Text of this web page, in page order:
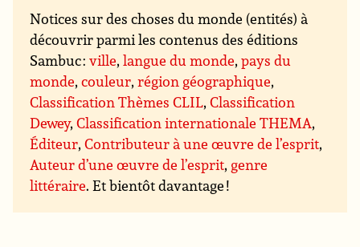
Notices sur des choses du monde (entités) à
découvrir parmi les contenus des éditions
Sambuc :ville,langue du monde,pays du
monde,couleur,région géographique,
Classification Thèmes CLIL,Classification
Dewey,Classification internationale THEMA,
Éditeur,Contributeur à une œuvre de l’esprit,
Auteur d’une œuvre de l’esprit, genre
littéraire. Et bientôt davantage !